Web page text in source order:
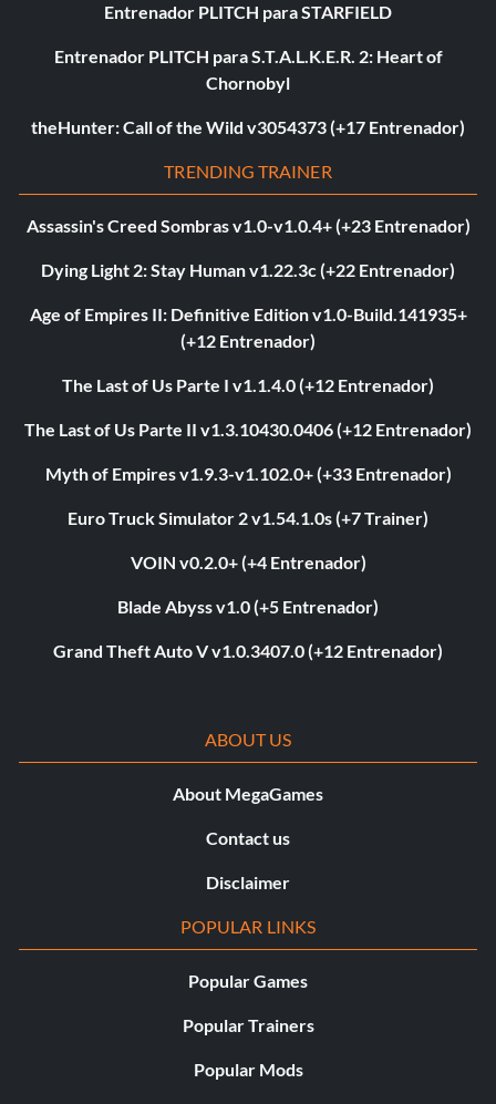
Entrenador PLITCH para STARFIELD
Entrenador PLITCH para S.T.A.L.K.E.R. 2: Heart of
Chornobyl
theHunter: Call of the Wild v3054373 (+17 Entrenador)
TRENDING TRAINER
Assassin's Creed Sombras v1.0-v1.0.4+ (+23 Entrenador)
Dying Light 2: Stay Human v1.22.3c (+22 Entrenador)
Age of Empires II: Definitive Edition v1.0-Build.141935+
(+12 Entrenador)
The Last of Us Parte I v1.1.4.0 (+12 Entrenador)
The Last of Us Parte II v1.3.10430.0406 (+12 Entrenador)
Myth of Empires v1.9.3-v1.102.0+ (+33 Entrenador)
Euro Truck Simulator 2 v1.54.1.0s (+7 Trainer)
VOIN v0.2.0+ (+4 Entrenador)
Blade Abyss v1.0 (+5 Entrenador)
Grand Theft Auto V v1.0.3407.0 (+12 Entrenador)
ABOUT US
About MegaGames
Contact us
Disclaimer
POPULAR LINKS
Popular Games
Popular Trainers
Popular Mods